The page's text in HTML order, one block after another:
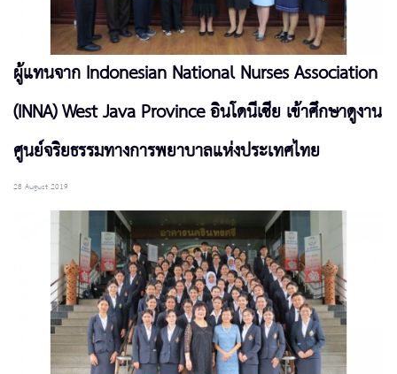
ผู้แทนจาก Indonesian National Nurses Association
(INNA) West Java Province อินโดนีเซีย เข้าศึกษาดูงาน
ศูนย์จริยธรรมทางการพยาบาลแห่งประเทศไทย
28 August 2019